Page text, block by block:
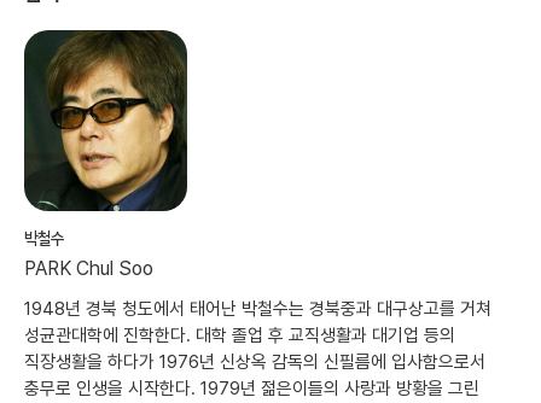
박철수
PARK Chul Soo
1948년 경북 청도에서 태어난 박철수는 경북중과 대구상고를 거쳐
성균관대학에 진학한다. 대학 졸업 후 교직생활과 대기업 등의
직장생활을 하다가 1976년 신상옥 감독의 신필름에 입사함으로서
충무로 인생을 시작한다. 1979년 젊은이들의 사랑과 방황을 그린